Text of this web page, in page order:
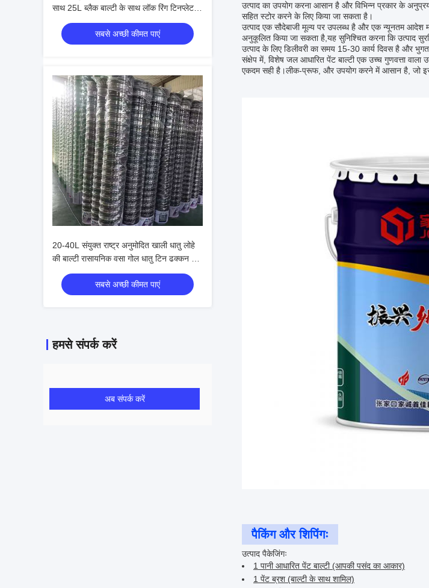
साथ 25L ब्लैक बाल्टी के साथ लॉक रिंग टिनप्लेट
पेंट और रासायनिक पैकेजिंग के लिए
सबसे अच्छी कीमत पाएं
20-40L संयुक्त राष्ट्र अनुमोदित खाली धातु लोहे
की बाल्टी रासायनिक वसा गोल धातु टिन ढक्कन के
साथ बाल्टी
सबसे अच्छी कीमत पाएं
हमसे संपर्क करें
अब संपर्क करें
उत्पाद का उपयोग करना आसान है और विभिन्न प्रकार के
सहित स्टोर करने के लिए किया जा सकता है।
उत्पाद एक सौदेबाजी मूल्य पर उपलब्ध है और एक न्यूनतम आदेश
अनुकूलित किया जा सकता है,यह सुनिश्चित करना कि उत्पाद
उत्पाद के लिए डिलीवरी का समय 15-30 कार्य दिवस है और
संक्षेप में, विशेष जल आधारित पेंट बाल्टी एक उच्च गुणवत्ता
एकदम सही है।लीक-प्रूफ, और उपयोग करने में आसान है, जो इसे
पैकिंग और शिपिंगः
उत्पाद पैकेजिंगः
1 पानी आधारित पेंट बाल्टी (आपकी पसंद का आकार)
1 पेंट ब्रश (बाल्टी के साथ शामिल)